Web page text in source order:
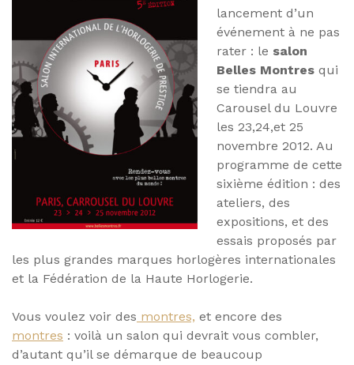
lancement d’un
événement à ne pas
rater : le salon
Belles Montres qui
se tiendra au
Carousel du Louvre
les 23,24,et 25
novembre 2012. Au
programme de cette
sixième édition : des
ateliers, des
expositions, et des
essais proposés par
les plus grandes marques horlogères internationales
et la Fédération de la Haute Horlogerie.
Vous voulez voir des montres, et encore des
montres : voilà un salon qui devrait vous combler,
d’autant qu’il se démarque de beaucoup